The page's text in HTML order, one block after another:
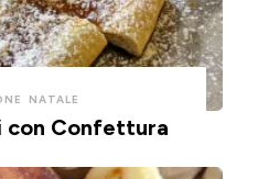
NATALE
con Confettura